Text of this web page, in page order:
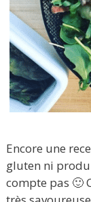
Encore une
gluten ni
compte pas 🙂